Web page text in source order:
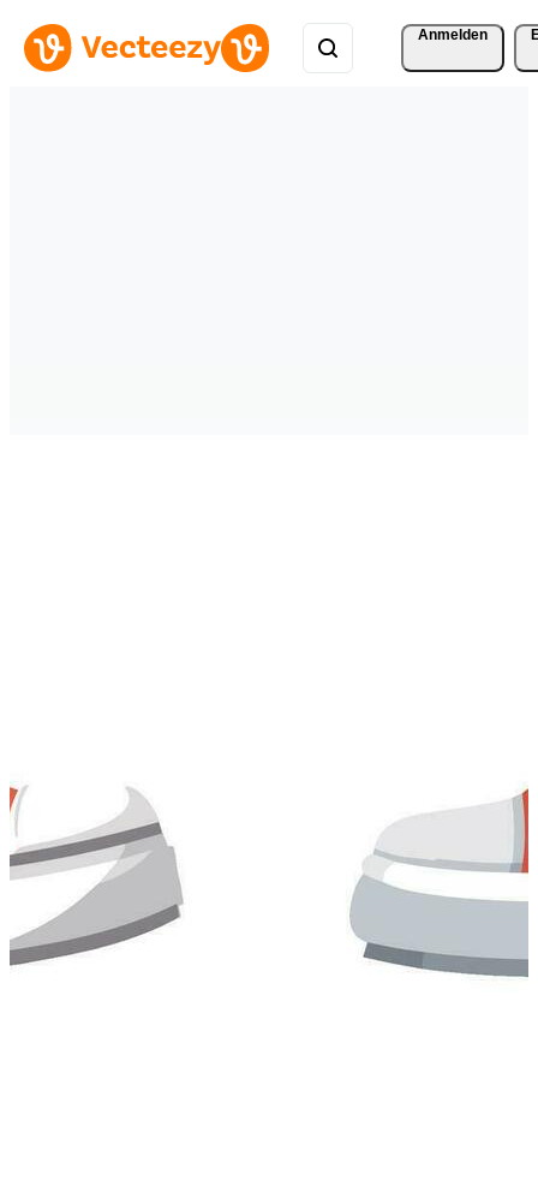
Anmelden